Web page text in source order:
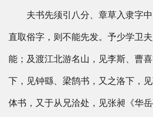
夫书先须引八分、章草入隶字中
直取俗字，则不能先发。予少学卫
能；及渡江北游名山，见李斯、曹
下，见钟繇、梁鹄书，又之洛下，
体书，又于从兄洽处，见张昶《华